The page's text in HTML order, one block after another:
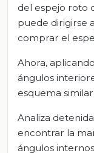
del espejo roto
puede dirigirse
comprar el
Ahora,
ángulos
esquema similar.
Analiza
encontrar la
ángulos